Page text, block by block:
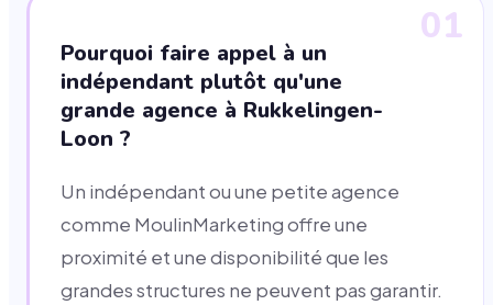
01
Pourquoi faire appel à un
indépendant plutôt qu'une
grande agence à Rukkelingen-
Loon ?
Un indépendant ou une petite agence
comme MoulinMarketing offre une
proximité et une disponibilité que les
grandes structures ne peuvent pas garantir.